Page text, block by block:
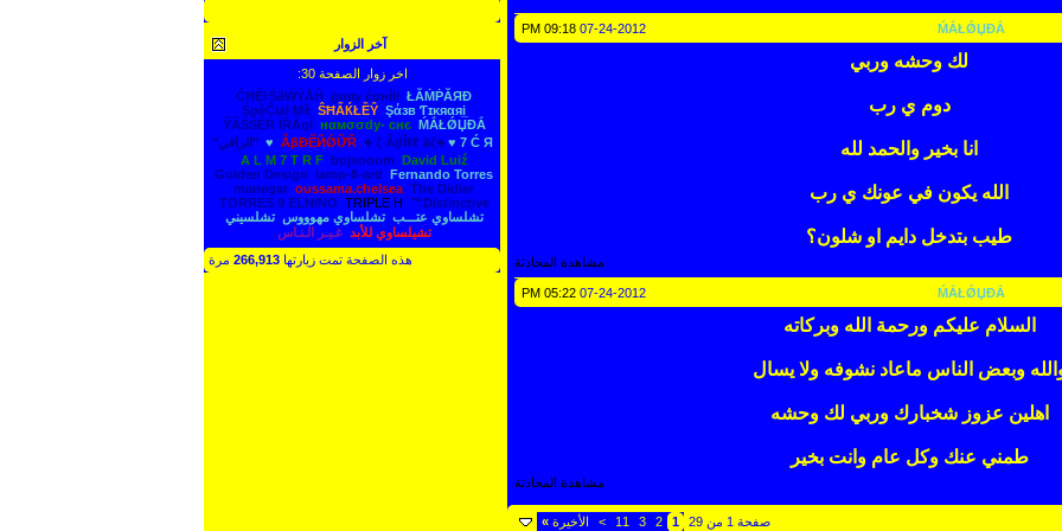
07-24-2012
09:18 PM ḾẮŁǾЏĐẮ
لك وحشه وربي
دوم ي رب
انا بخير والحمد لله
الله يكون في عونك ي رب
طيب بتدخل دايم او شلون؟
مشاهدة المحادثة
07-24-2012
05:22 PM ḾẮŁǾЏĐẮ
السلام عليكم ورحمة الله وبركاته
وبعض الناس ماعاد نشوفه ولا يسال
اهلين عزوز شخبارك وربي لك وحشه
طمني عنك وكل عام وانت بخير
مشاهدة المحادثة
صفحة 1 من 29 1
2
3
11
> الأخيرة »
آخر الزوار
اخر زوار الصفحة 30:
ĆĦỆŀŚãẂỲÅĤ ģαяy ćαнίłł ŁĂṀṖĂЯĐ
ŚpĕĈial Mě ŜĦẤЌŁỀŶ Şάзв Ƭɪκяαяi̲
ŶẤṤṤỀŔ ĬŘẨqĬ нαмσσdy- cнє ḾẮŁǾЏĐẮ
ẪβĐẼЙǾỮŘ ♣ ζ ẨḏỈℓℓ อζ♣ ♥ 7 Ć Я ♥
"الراقي"
A L M 7 T R F bojsooom David Luiź
Fernando Torres‏
Golden Design lamp-8-ard
manegar oussama.chelsea The Didier
TORRES 9 ELNINO TRIPLE H ™Distinctive
تشلساوي عتـــب تشلساوي مهوووس
تشلسيني
تشيلساوي للأبد غـيـر الـنـاس
هذه الصفحة تمت زيارتها 266,913 مرة